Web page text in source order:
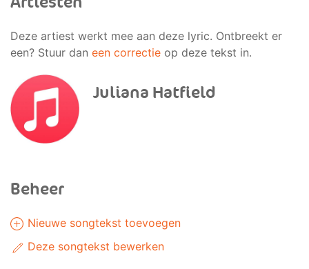
Deze artiest werkt mee aan deze lyric. Ontbreekt er
een? Stuur dan een correctie op deze tekst in.
Juliana Hatfield
Beheer
Nieuwe songtekst toevoegen
Deze songtekst bewerken